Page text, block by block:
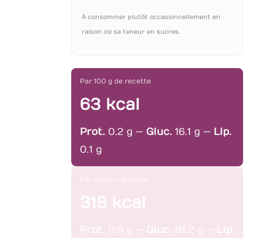
À consommer plutôt occasionnellement en
raison de sa teneur en sucres.
Par 100 g de recette
63 kcal
Prot. 0.2 g — Gluc. 16.1 g — Lip.
0.1 g
318 kcal
Prot. 0.9 g — Gluc. 81.2 g —
Lip.